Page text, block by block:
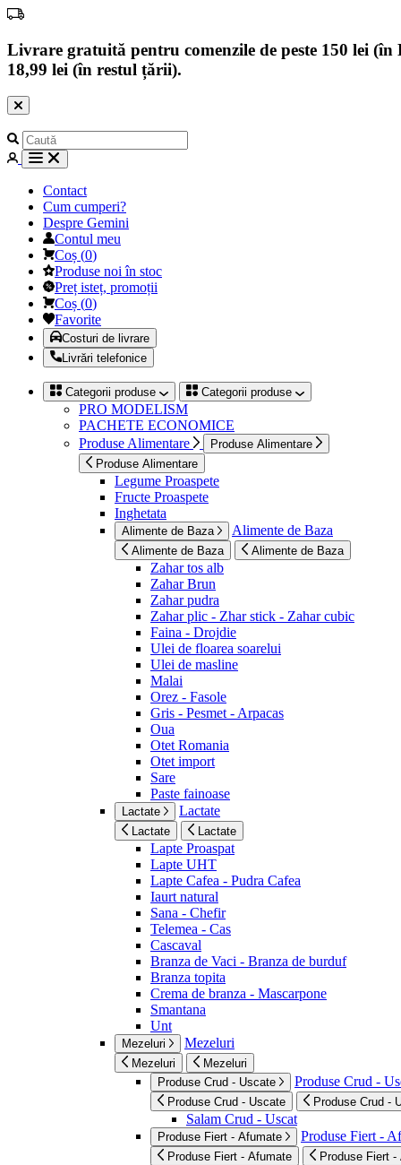
Livrare gratuită pentru comenzile de peste 150 lei
18,99 lei (în restul țării).
Contact
Cum cumperi?
Despre Gemini
Contul meu
Coș (0)
Produse noi în stoc
Preț isteț, promoții
Coș (0)
Favorite
Costuri de livrare
Livrări telefonice
Categorii produse Categorii produse
PRO MODELISM
PACHETE ECONOMICE
Produse Alimentare
Produse Alimentare
Produse Alimentare
Legume Proaspete
Fructe Proaspete
Inghetata
Alimente de Baza Alimente de Baza
Alimente de Baza Alimente de Baza
Zahar tos alb
Zahar Brun
Zahar pudra
Zahar plic - Zhar stick - Zahar cubic
Faina - Drojdie
Ulei de floarea soarelui
Ulei de masline
Malai
Orez - Fasole
Gris - Pesmet - Arpacas
Oua
Otet Romania
Otet import
Sare
Paste fainoase
Lactate Lactate
Lactate Lactate
Lapte Proaspat
Lapte UHT
Lapte Cafea - Pudra Cafea
Iaurt natural
Sana - Chefir
Telemea - Cas
Cascaval
Branza de Vaci - Branza de burduf
Branza topita
Crema de branza - Mascarpone
Smantana
Unt
Mezeluri Mezeluri
Mezeluri
Mezeluri
Produse Crud - Uscate
Produse Crud -
Produse Crud - Uscate Produse Crud -
Salam Crud - Uscat
Produse Fiert - Afumate Produse Fiert -
Produse Fiert - Afumate Produse Fiert -